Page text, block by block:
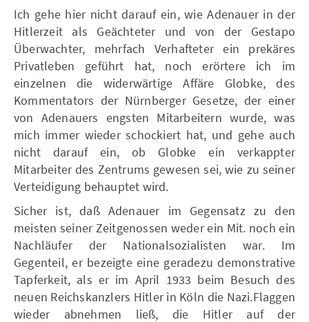
Ich gehe hier nicht darauf ein, wie Adenauer in der
Hitlerzeit als Geächteter und von der Gestapo
Überwachter, mehrfach Verhafteter ein prekäres
Privatleben geführt hat, noch erörtere ich im
einzelnen die widerwärtige Affäre Globke, des
Kommentators der Nürnberger Gesetze, der einer
von Adenauers engsten Mitarbeitern wurde, was
mich immer wieder schockiert hat, und gehe auch
nicht darauf ein, ob Globke ein verkappter
Mitarbeiter des Zentrums gewesen sei, wie zu seiner
Verteidigung behauptet wird.
Sicher ist, daß Adenauer im Gegensatz zu den
meisten seiner Zeitgenossen weder ein Mit. noch ein
Nachläufer der Nationalsozialisten war. Im
Gegenteil, er bezeigte eine geradezu demonstrative
Tapferkeit, als er im April 1933 beim Besuch des
neuen Reichskanzlers Hitler in Köln die Nazi.Flaggen
wieder abnehmen ließ, die Hitler auf der